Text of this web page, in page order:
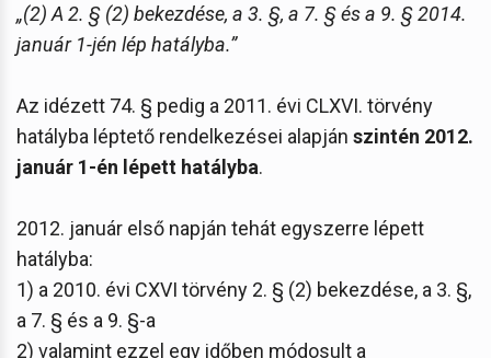
„(2) A 2. § (2) bekezdése, a 3. §, a 7. § és a 9. § 2014.
január 1-jén lép hatályba.”
Az idézett 74. § pedig a 2011. évi CLXVI. törvény
hatályba léptető rendelkezései alapján szintén 2012.
január 1-én lépett hatályba.
2012. január első napján tehát egyszerre lépett
hatályba:
1) a 2010. évi CXVI törvény 2. § (2) bekezdése, a 3. §,
a 7. § és a 9. §-a
2) valamint ezzel egy időben módosult a